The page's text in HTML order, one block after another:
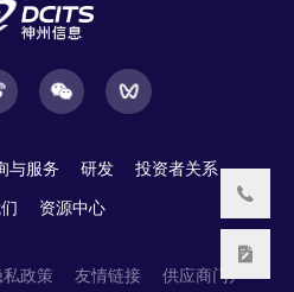
与服务 研发 投资者关系
资源中心
私政策 友情链接 供应商门户